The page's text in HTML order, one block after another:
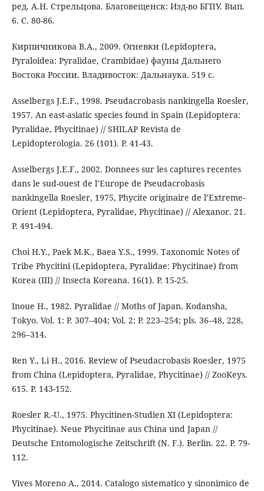
ред. А.Н. Стрельцова. Благовещенск: Изд-во БГПУ. Вып.
6. С. 80-86.
Кирпичникова В.А., 2009. Огневки (Lepidoptera,
Pyraloidea: Pyralidae, Crambidae) фауны Дальнего
Востока России. Владивосток: Дальнаука. 519 с.
Asselbergs J.E.F., 1998. Pseudacrobasis nankingella Roesler,
1957. An east-asiatic species found in Spain (Lepidoptera:
Pyralidae, Phycitinae) // SHILAP Revista de
Lepidopterologia. 26 (101). P. 41-43.
Asselbergs J.E.F., 2002. Donnees sur les captures recentes
dans le sud-ouest de l’Europe de Pseudacrobasis
nankingella Roesler, 1975, Phycite originaire de l’Extreme-
Orient (Lepidoptera, Pyralidae, Phycitinae) // Alexanor. 21.
P. 491-494.
Choi H.Y., Paek M.K., Baea Y.S., 1999. Taxonomic Notes of
Tribe Phycitini (Lepidoptera, Pyralidae: Phycitinae) from
Korea (III) // Insecta Koreana. 16(1). P. 15-25.
Inoue H., 1982. Pyralidae // Moths of Japan. Kodansha,
Tokyo. Vol. 1: P. 307–404; Vol. 2: P. 223–254; pls. 36–48, 228,
296–314.
Ren Y., Li H., 2016. Review of Pseudacrobasis Roesler, 1975
from China (Lepidoptera, Pyralidae, Phycitinae) // ZooKeys.
615. P. 143-152.
Roesler R.-U., 1975. Phycitinen-Studien XI (Lepidoptera:
Phycitinae). Neue Phycitinae aus China und Japan //
Deutsche Entomologische Zeitschrift (N. F.). Berlin. 22. P. 79-
112.
Vives Moreno A., 2014. Catalogo sistematico y sinonimico de